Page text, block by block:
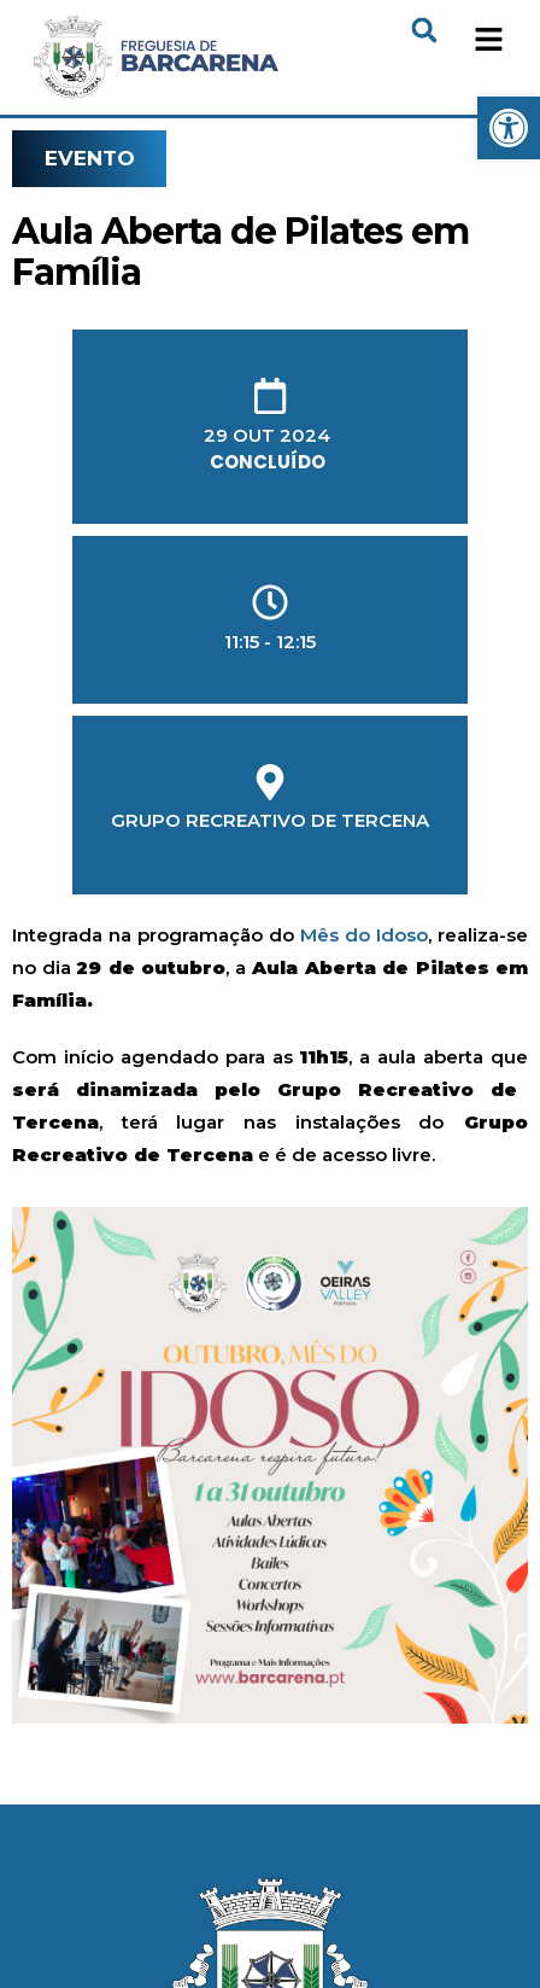
EVENTO
Aula Aberta de Pilates em
Família
29 OUT 2024
CONCLUÍDO
11:15 - 12:15
LOCALIZAÇÃO
GRUPO RECREATIVO DE TERCENA
Integrada na programação do Mês do Idoso, realiza-se
no dia 29 de outubro, a Aula Aberta de Pilates em
Família.
Com início agendado para as 11h15, a aula aberta que
será dinamizada pelo Grupo Recreativo de
Tercena, terá lugar nas instalações do Grupo
Recreativo de Tercena e é de acesso livre.